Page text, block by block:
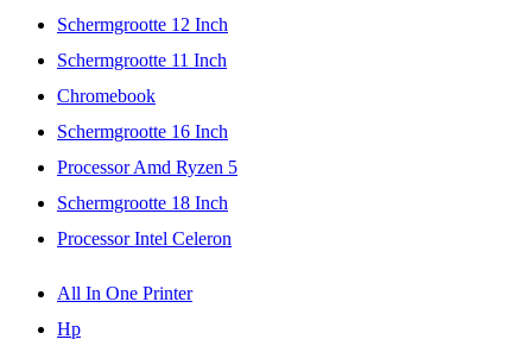
Schermgrootte 12 Inch
Schermgrootte 11 Inch
Chromebook
Schermgrootte 16 Inch
Processor Amd Ryzen 5
Schermgrootte 18 Inch
Processor Intel Celeron
All In One Printer
Hp